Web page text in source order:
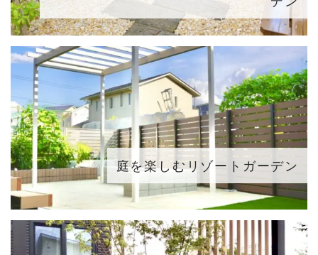
庭を楽しむリゾートガーデン